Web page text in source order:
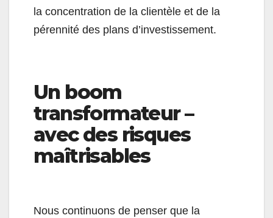
la concentration de la clientèle et de la
pérennité des plans d’investissement.
Un boom
transformateur –
avec des risques
maîtrisables
Nous continuons de penser que la